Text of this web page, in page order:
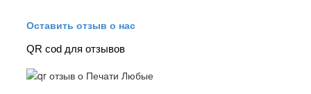
Оставить отзыв о нас
QR cod для отзывов